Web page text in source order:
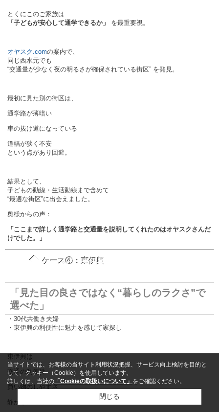
とくにこのご家族は
「子どもが安心して通学できるか」
を最重要視。
オヤスク.comの案内で、
同じ西水元でも
“交通量が少なく夜の明るさが確保されている街区” を発見。
最初に見た別の街区は、
通学路が薄暗い
車の抜け道になっている
道幅が狭く不安
という点があり回避。
結果として、
子どもの動線・生活動線まで含めて
“最適な街区”に出会えました。
奥様からの声：
「ここまで詳しく通学路と交通量を説明してくれたのはオヤスクさんだ
けでした。」
◆ケース④：東伊興
「見た目の良さではなく“暮らしのラクさ”で
選べた」
・30代共働き夫婦
・東伊興の利便性に魅力を感じて家探し
東伊興は
交通の利便性
買い物のしやすさ
静かな住宅街
当サイトでは、お客様の当サイト利用状況把握、サービス向上検討を目的と
して、クッキー（Cookie）を使用しています。
詳しくは、当社の 「Cookieの取扱いについて」 をご確認ください。
閉じる